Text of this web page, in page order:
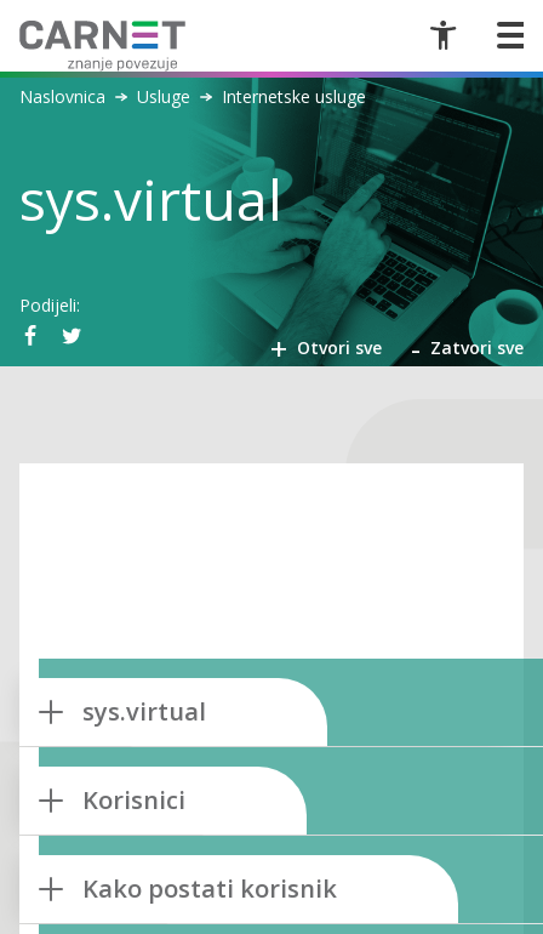
Naslovnica Usluge Internetske usluge
sys.virtual
Podijeli:
+ Otvori sve - Zatvori sve
sys.virtual
Korisnici
Kako postati korisnik